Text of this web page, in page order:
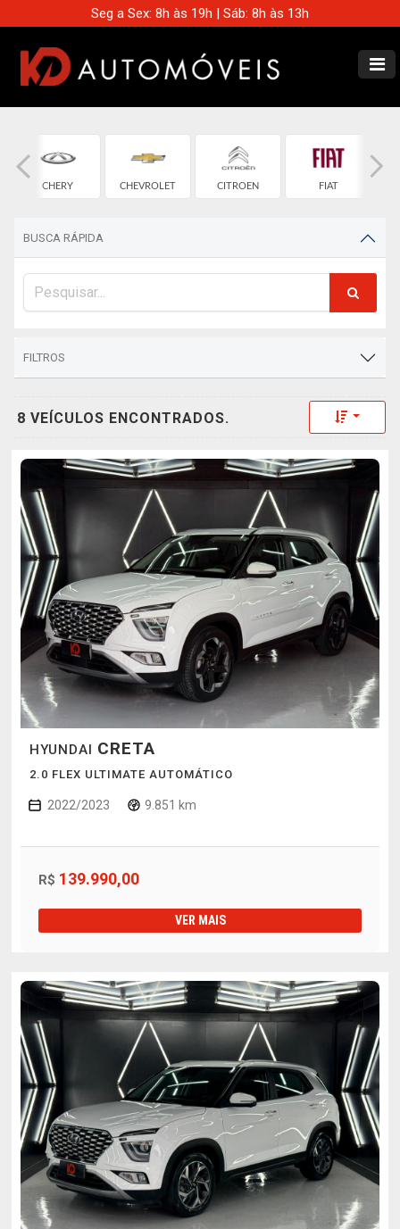
Seg a Sex: 8h às 19h | Sáb: 8h às 13h
CHERY CHEVROLET CITROEN FIAT
BUSCA RÁPIDA
FILTROS
8 VEÍCULOS ENCONTRADOS. Toggle
HYUNDAI CRETA
2.0 FLEX ULTIMATE AUTOMÁTICO
2022/2023 9.851 km
R$ 139.990,00
VER MAIS